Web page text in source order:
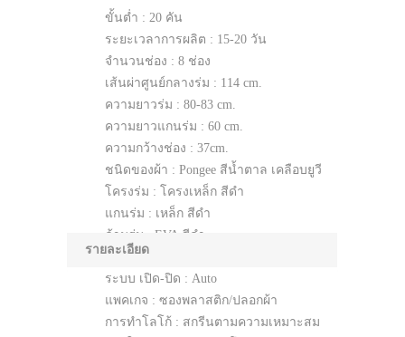
ขั้นต่ำ : 20 คัน
ระยะเวลาการผลิต : 15-20 วัน
จำนวนช่อง : 8 ช่อง
เส้นผ่าศูนย์กลางร่ม : 114 cm.
ความยาวร่ม : 80-83 cm.
ความยาวแกนร่ม : 60 cm.
ความกว้างช่อง : 37cm.
ชนิดของผ้า : Pongee สีน้ำตาล เคลือบยูวี
โครงร่ม : โครงเหล็ก สีดำ
แกนร่ม : เหล็ก สีดำ
ด้ามร่ม : EVA สีดำ
ปลอก จุก ร่ม : ABS สีดำ
ระบบ เปิด-ปิด : Auto
แพคเกจ : ซองพลาสติก/ปลอกผ้า
การทำโลโก้ : สกรีนตามความเหมาะสม
รายละเอียด